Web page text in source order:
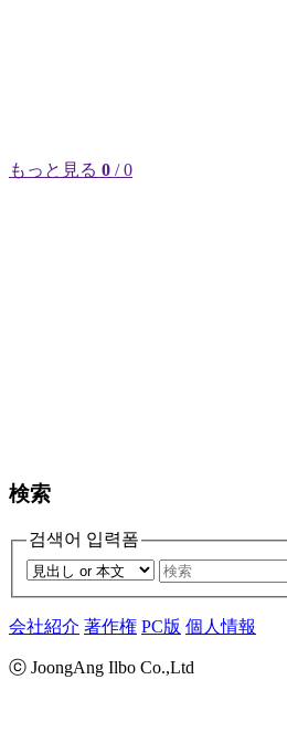
もっと見る 0 / 0
検索
검색어 입력폼
会社紹介 著作権 PC版 個人情報
ⓒ JoongAng Ilbo Co.,Ltd